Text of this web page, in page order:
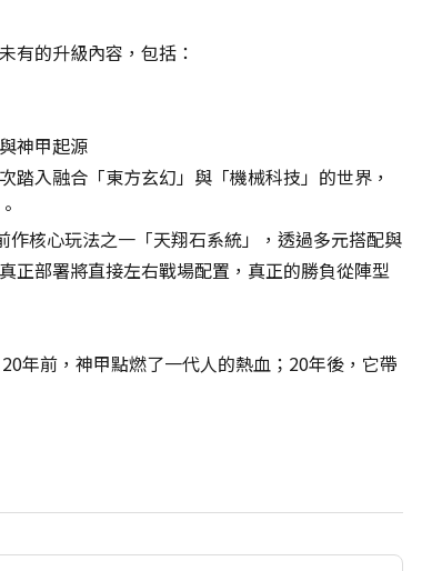
有的升級內容，包括：
神甲起源
入融合「東方玄幻」與「機械科技」的世界，
核心玩法之一「天翔石系統」，透過多元搭配與
正部署將直接左右戰場配置，真正的勝負從陣型
年前，神甲點燃了一代人的熱血；20年後，它帶